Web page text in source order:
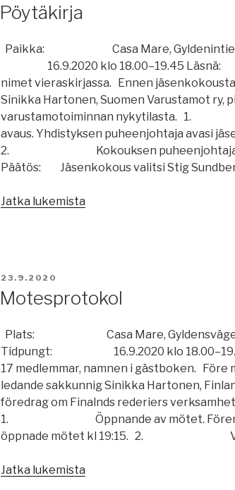
muistomerkillä
31.10.2020”
Pöytäkirja
Paikka: Casa Mare, Gyldenintie
16.9.2020 klo 18.00–19.45
nimet vieraskirjassa. Ennen
Sinikka Hartonen, Suomen Varustamot ry,
varustamotoiminnan
avaus. Yhdistyksen puheenjohtaja avasi
2. Kokouksen puheenjohtajan ja
Päätös: Jäsenkokous valitsi Stig
Jatka lukemista
JULKAISTU
23.9.2020
Motesprotokol
Plats: Casa Mare, Gyldensvägen
Tidpungt: 16.9.2020 klo
17 medlemmar, namnen i gästboken. Före
ledande sakkunnig Sinikka Hartonen,
föredrag om Finalnds rederiers
1. Öppnande av mötet.
öppnade mötet kl 19:15. 2. Val
Jatka lukemista